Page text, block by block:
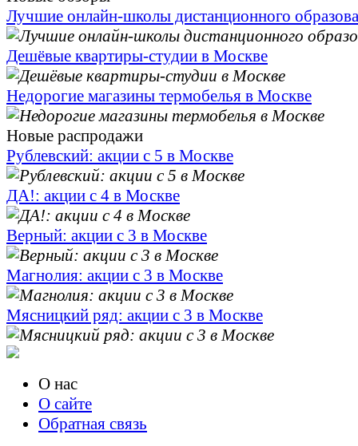
Лучшие онлайн-школы дистанционного
Дешёвые квартиры-студии в Москве
Недорогие магазины термобелья в Москве
Новые распродажи
Рублевский: акции с 5 в Москве
ДА!: акции с 4 в Москве
Верный: акции с 3 в Москве
Магнолия: акции с 3 в Москве
Мясницкий ряд: акции с 3 в Москве
О нас
О сайте
Обратная связь